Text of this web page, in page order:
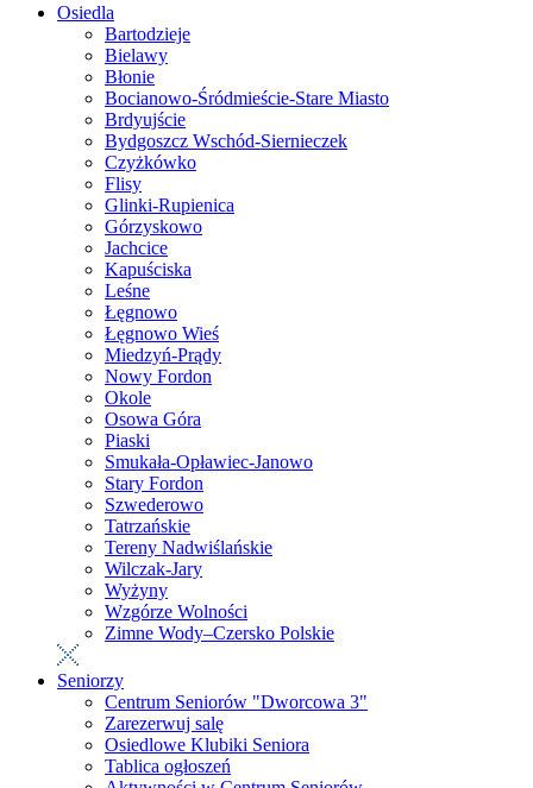
Osiedla
Bartodzieje
Bielawy
Błonie
Bocianowo-Śródmieście-Stare Miasto
Brdyujście
Bydgoszcz Wschód-Siernieczek
Czyżkówko
Flisy
Glinki-Rupienica
Górzyskowo
Jachcice
Kapuściska
Leśne
Łęgnowo
Łęgnowo Wieś
Miedzyń-Prądy
Nowy Fordon
Okole
Osowa Góra
Piaski
Smukała-Opławiec-Janowo
Stary Fordon
Szwederowo
Tatrzańskie
Tereny Nadwiślańskie
Wilczak-Jary
Wyżyny
Wzgórze Wolności
Zimne Wody–Czersko Polskie
Seniorzy
Centrum Seniorów "Dworcowa 3"
Zarezerwuj salę
Osiedlowe Klubiki Seniora
Tablica ogłoszeń